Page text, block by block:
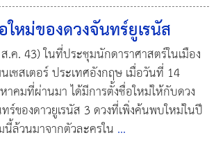
ใหม่ของดวงจันทร์ยูเรนัส
.ค. 43) ในที่ประชุมนักดาราศาสตร์ในเมือง
เชสเตอร์ ประเทศอังกฤษ เมื่อวันที่ 14
าคมที่ผ่านมา ได้มีการตั้งชื่อใหม่ให้กับดวง
ร์ของดาวยูเรนัส 3 ดวงที่เพิ่งค้นพบใหม่ในปี
ล้วนมาจากตัวละครใน ...